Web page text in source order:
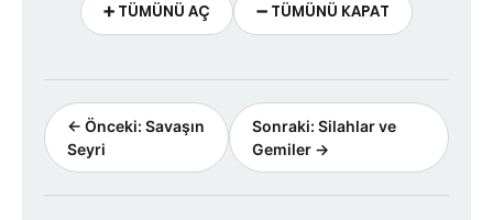
➕ TÜMÜNÜ AÇ ➖ TÜMÜNÜ KAPAT
← Önceki: Savaşın
Seyri
Sonraki: Silahlar ve
Gemiler →